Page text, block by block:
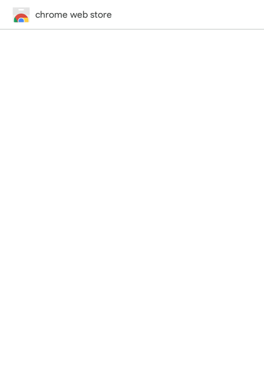
chrome web store